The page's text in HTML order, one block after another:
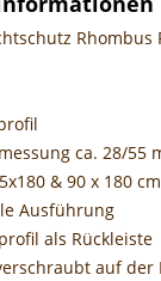
Rhombus
ca. 28/55
& 90 x 180 cm
Ausführung
als Rückleiste
auf der